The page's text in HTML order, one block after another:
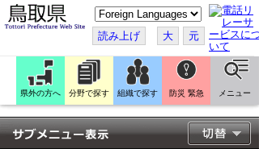
こ
の
ペ
ー
ジ
翻
訳
す
る
読み上げ 大 元
県外の方へ 分野で探す 組織で探す 防災 緊急 メニュー